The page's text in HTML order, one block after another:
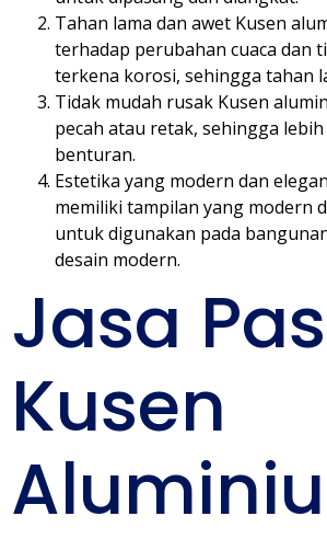
Tahan lama dan awet Kusen
terhadap perubahan cuaca dan
terkena korosi, sehingga tahan
Tidak mudah rusak Kusen
pecah atau retak, sehingga
benturan.
Estetika yang modern dan
memiliki tampilan yang modern
untuk digunakan pada
desain modern.
Jasa
Kusen